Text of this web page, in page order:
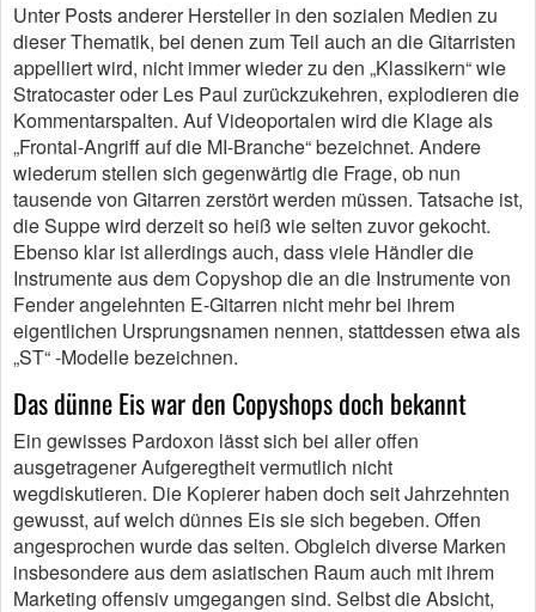
Unter Posts anderer Hersteller in den sozialen Medien zu
dieser Thematik, bei denen zum Teil auch an die Gitarristen
appelliert wird, nicht immer wieder zu den „Klassikern“ wie
Stratocaster oder Les Paul zurückzukehren, explodieren die
Kommentarspalten. Auf Videoportalen wird die Klage als
„Frontal-Angriff auf die MI-Branche“ bezeichnet. Andere
wiederum stellen sich gegenwärtig die Frage, ob nun
tausende von Gitarren zerstört werden müssen. Tatsache ist,
die Suppe wird derzeit so heiß wie selten zuvor gekocht.
Ebenso klar ist allerdings auch, dass viele Händler die
Instrumente aus dem Copyshop die an die Instrumente von
Fender angelehnten E-Gitarren nicht mehr bei ihrem
eigentlichen Ursprungsnamen nennen, stattdessen etwa als
„ST“ -Modelle bezeichnen.
Das dünne Eis war den Copyshops doch bekannt
Ein gewisses Pardoxon lässt sich bei aller offen
ausgetragener Aufgeregtheit vermutlich nicht
wegdiskutieren. Die Kopierer haben doch seit Jahrzehnten
gewusst, auf welch dünnes Eis sie sich begeben. Offen
angesprochen wurde das selten. Obgleich diverse Marken
insbesondere aus dem asiatischen Raum auch mit ihrem
Marketing offensiv umgegangen sind. Selbst die Absicht,